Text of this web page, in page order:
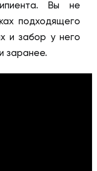
Вы не
подходящего
и забор у него
заранее.